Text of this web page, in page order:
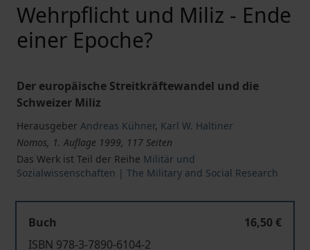
Wehrpflicht und Miliz - Ende
einer Epoche?
Der europäische Streitkräftewandel und die
Schweizer Miliz
Herausgeber Andreas Kühner, Karl W. Haltiner
Nomos, 1. Auflage 1999, 117 Seiten
Das Werk ist Teil der Reihe Militär und
Sozialwissenschaften | The Military and Social Research
Buch
16,50 €
ISBN 978-3-7890-6104-2